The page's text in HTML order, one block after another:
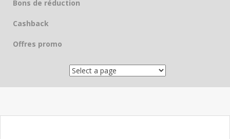
Bons de réduction
Cashback
Offres promo